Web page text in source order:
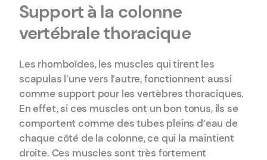
Support à la colonne
vertébrale thoracique
Les rhomboïdes, les muscles qui tirent les
scapulas l’une vers l’autre, fonctionnent aussi
comme support pour les vertèbres thoraciques.
En effet, si ces muscles ont un bon tonus, ils se
comportent comme des tubes pleins d’eau de
chaque côté de la colonne, ce qui la maintient
droite. Ces muscles sont très fortement